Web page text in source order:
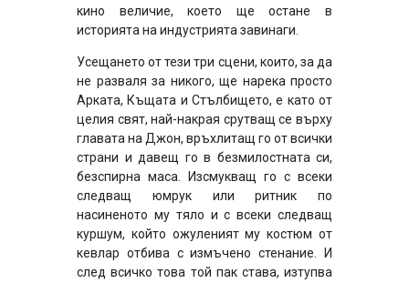
кино величие, което ще остане в
историята на индустрията завинаги.
Усещането от тези три сцени, които, за да
не разваля за никого, ще нарека просто
Арката, Къщата и Стълбището, е като от
целия свят, най-накрая срутващ се върху
главата на Джон, връхлитащ го от всички
страни и давещ го в безмилостната си,
безспирна маса. Изсмукващ го с всеки
следващ юмрук или ритник по
насиненото му тяло и с всеки следващ
куршум, който ожуленият му костюм от
кевлар отбива с измъчено стенание. И
след всичко това той пак става, изтупва